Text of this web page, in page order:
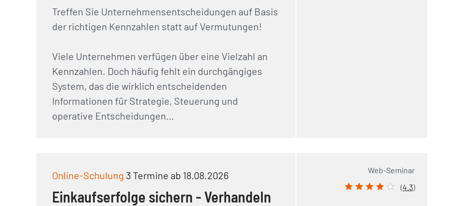
Treffen Sie Unternehmensentscheidungen auf Basis
der richtigen Kennzahlen statt auf Vermutungen!
Viele Unternehmen verfügen über eine Vielzahl an
Kennzahlen. Doch häufig fehlt ein durchgängiges
System, das die wirklich entscheidenden
Informationen für Strategie, Steuerung und
operative Entscheidungen…
Online-Schulung 3 Termine ab 18.08.2026
Einkaufserfolge sichern - Verhandeln
Web-Seminar
(4.3)